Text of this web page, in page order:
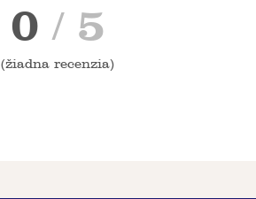
0 / 5
(žiadna recenzia)